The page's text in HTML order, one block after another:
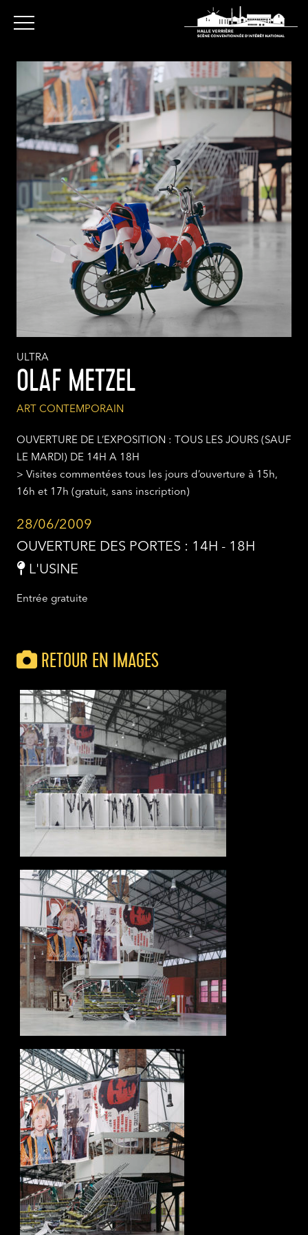
ULTRA
OLAF METZEL
ART CONTEMPORAIN
OUVERTURE DE L’EXPOSITION : TOUS LES JOURS (SAUF
LE MARDI) DE 14H A 18H
> Visites commentées tous les jours d’ouverture à 15h,
16h et 17h (gratuit, sans inscription)
28/06/2009
OUVERTURE DES PORTES : 14H - 18H
L'USINE
Entrée gratuite
RETOUR EN IMAGES